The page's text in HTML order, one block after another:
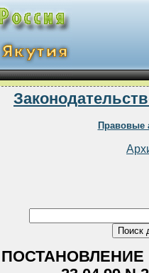
Правовые
ПОСТАНОВЛЕНИЕ